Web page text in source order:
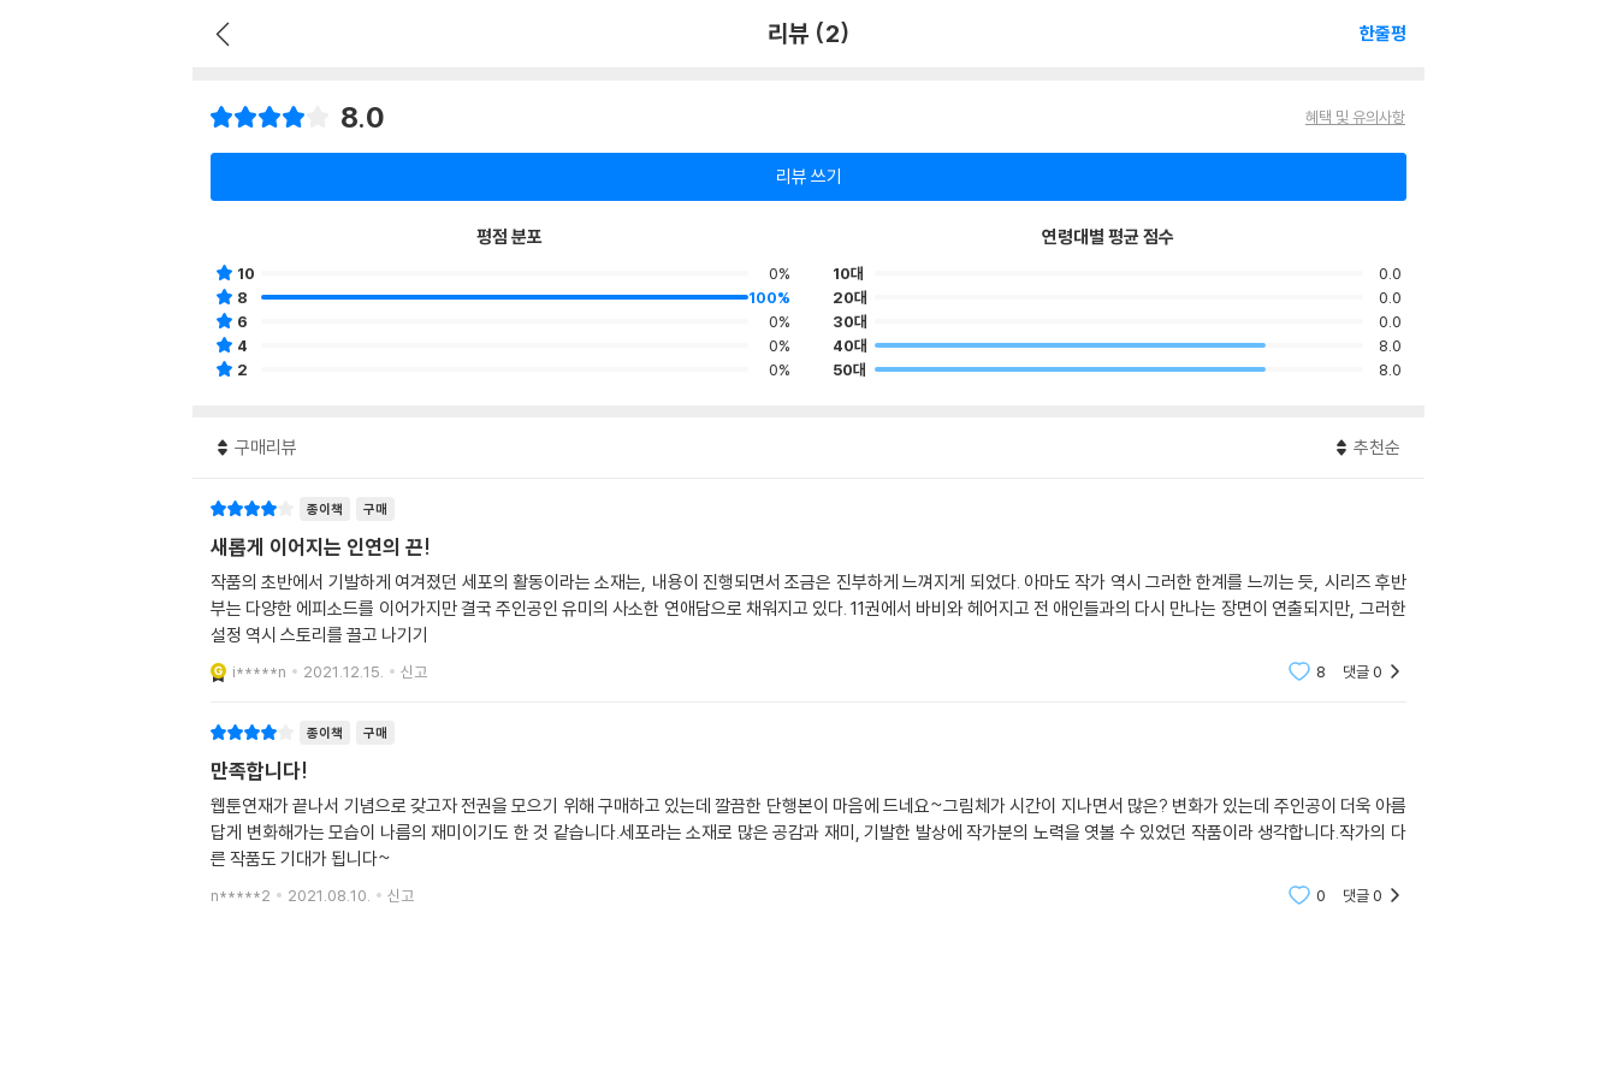
리뷰 (2) 한줄평
8.0 혜택 및 유의사항
리뷰 쓰기
평점 분포
10
0%
8
100%
6
0%
4
0%
2
0%
연령대별 평균 점수
10대
0.0
20대
0.0
30대
0.0
40대
8.0
50대
8.0
구매리뷰 추천순
종이책 구매
새롭게 이어지는 인연의 끈!
작품의 초반에서 기발하게 여겨졌던 세포의 활동이라는 소재는, 내용이 진행되면서 조금은 진부하게 느껴지게 되었다. 아마도 작가 역시 그러한 한계를 느끼는 듯, 시리즈 후반
부는 다양한 에피소드를 이어가지만 결국 주인공인 유미의 사소한 연애담으로 채워지고 있다. 11권에서 바비와 헤어지고 전 애인들과의 다시 만나는 장면이 연출되지만, 그러한
설정 역시 스토리를 끌고 나기기
i*****n 2021.12.15. 신고 8 댓글0
종이책 구매
만족합니다!
웹툰연재가 끝나서 기념으로 갖고자 전권을 모으기 위해 구매하고 있는데 깔끔한 단행본이 마음에 드네요~그림체가 시간이 지나면서 많은? 변화가 있는데 주인공이 더욱 아름
답게 변화해가는 모습이 나름의 재미이기도 한 것 같습니다.세포라는 소재로 많은 공감과 재미, 기발한 발상에 작가분의 노력을 엿볼 수 있었던 작품이라 생각합니다.작가의 다
른 작품도 기대가 됩니다~
n*****2 2021.08.10. 신고 0 댓글0